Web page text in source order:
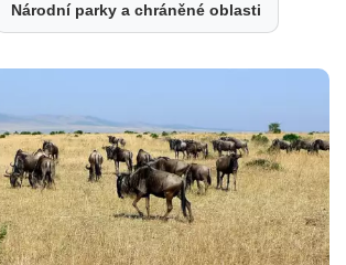
Národní parky a chráněné oblasti